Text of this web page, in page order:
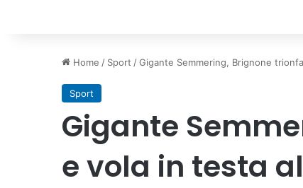
Home / Sport /Gigante Semmering, Brignone
Sport
Gigante
e vola in testa